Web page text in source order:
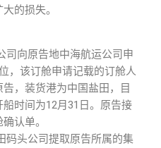
的损失。
司向原告地中海航运公司申
，该订舱申请记载的订舱人
，装货港为中国盐田，目
时间为12月31日。原告接
认单。
码头公司提取原告所属的集